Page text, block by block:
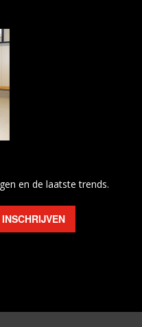
en de laatste trends.